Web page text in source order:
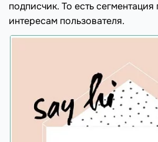
подписчик. То есть
интересам пользователя.